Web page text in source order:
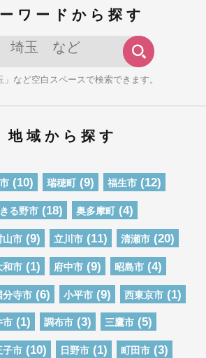
ワードから探す
など空白スペースで検索できます。
地域から探す
(10) 瑞穂町 (9) 福生市 (12)
る野市 (18) 奥多摩町 (4)
山市 (9) 立川市 (11) 清瀬市 (20)
和市 (1) 府中市 (9) 昭島市 (4)
分寺市 (6) 小平市 (9) 西東京市 (1)
市 (1) 調布市 (3) 三鷹市 (5)
子市 (10) 日野市 (1) 町田市 (3)